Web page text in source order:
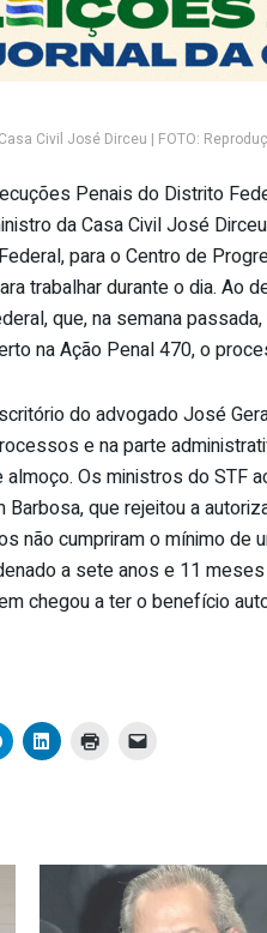
Civil José Dirceu | FOTO:
Penais do Distrito
da Casa Civil José
para o Centro de
trabalhar durante o dia. Ao
que, na semana
na Ação Penal 470, o
do advogado José
e na parte
almoço. Os ministros do STF
que rejeitou a
não cumpriram o mínimo de
a sete anos e 11
chegou a ter o benefício